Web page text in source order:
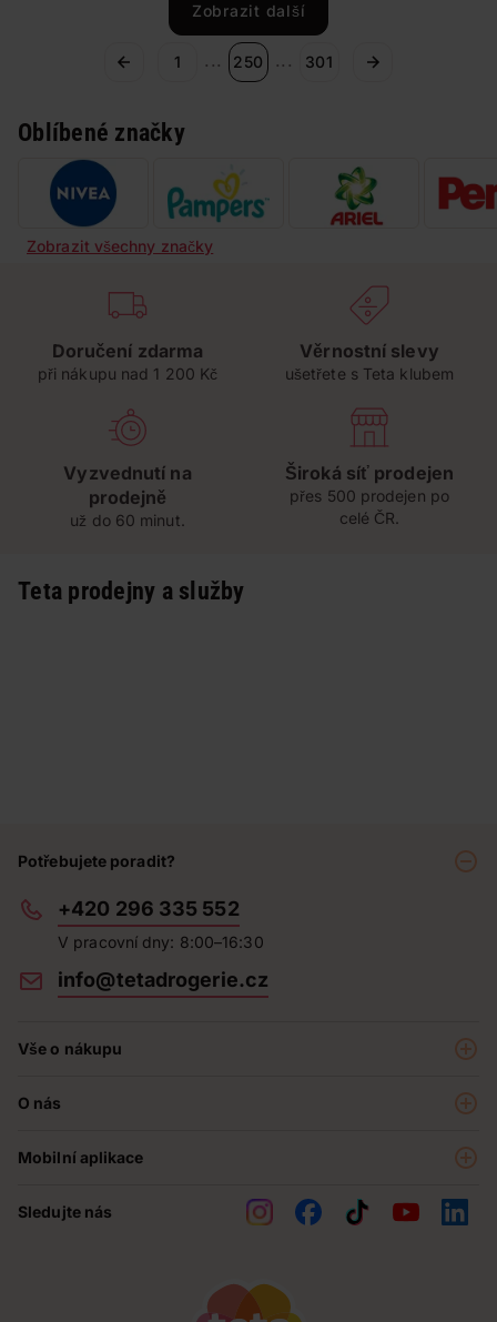
Zobrazit další
1 ... 250 ... 301
Oblíbené značky
Zobrazit všechny značky
Doručení zdarma
při nákupu nad 1 200 Kč
Věrnostní slevy
ušetřete s Teta klubem
Vyzvednutí na
prodejně
už do 60 minut.
Široká síť prodejen
přes 500 prodejen po
celé ČR.
Teta prodejny a služby
Potřebujete poradit?
+420 296 335 552
V pracovní dny: 8:00–16:30
info@tetadrogerie.cz
Vše o nákupu
Prodejny
Obchodní podmínky
O nás
Teta pomáhá
Mobilní aplikace
Sledujte nás